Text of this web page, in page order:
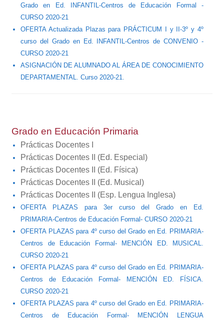
Grado en Ed. INFANTIL-Centros de Educación Formal -
CURSO 2020-21
OFERTA Actualizada Plazas para PRÁCTICUM I y II-3º y 4º
curso del Grado en Ed. INFANTIL-Centros de CONVENIO -
CURSO 2020-21
ASIGNACIÓN DE ALUMNADO AL ÁREA DE CONOCIMIENTO
DEPARTAMENTAL. Curso 2020-21.
Grado en Educación Primaria
Prácticas Docentes I
Prácticas Docentes II (Ed. Especial)
Prácticas Docentes II (Ed. Física)
Prácticas Docentes II (Ed. Musical)
Prácticas Docentes II (Esp. Lengua Inglesa)
OFERTA PLAZAS para 3er curso del Grado en Ed.
PRIMARIA-Centros de Educación Formal- CURSO 2020-21
OFERTA PLAZAS para 4º curso del Grado en Ed. PRIMARIA-
Centros de Educación Formal- MENCIÓN ED. MUSICAL.
CURSO 2020-21
OFERTA PLAZAS para 4º curso del Grado en Ed. PRIMARIA-
Centros de Educación Formal- MENCIÓN ED. FÍSICA.
CURSO 2020-21
OFERTA PLAZAS para 4º curso del Grado en Ed. PRIMARIA-
Centros de Educación Formal- MENCIÓN LENGUA